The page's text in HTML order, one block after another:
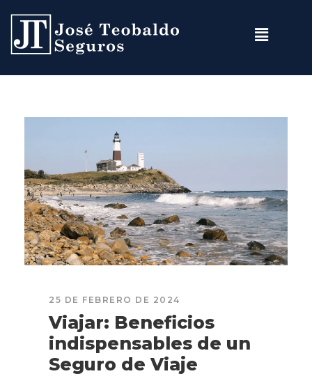
25 DE FEBRERO DE 2024
Viajar: Beneficios
indispensables de un
Seguro de Viaje